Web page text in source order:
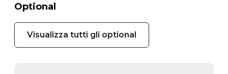
Optional
Visualizza tutti gli optional